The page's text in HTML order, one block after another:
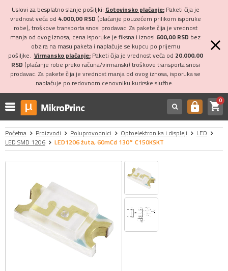
Uslovi za besplatno slanje pošiljki: Gotovinsko plaćanje:Paketi čija je
vrednost veća od 4.000,00 RSD (plaćanje pouzećem prilikom isporuke
robe), troškove transporta snosi prodavac. Za pakete čija je vrednost
manja od ovog iznosa, cena isporuke je fiksna i iznosi 600,00 RSD bez
obzira na masu paketa i naplaćuje se kupcu po prijemu
pošiljke. Virmansko plaćanje:Paketi čija je vrednost veća od 20.000,00
RSD (plaćanje robe preko računa/virmanski) troškove transporta snosi
prodavac. Za pakete čija je vrednost manja od ovog iznosa, isporuka se
naplaćuje po redovnom cenovniku kurirske službe.
https shopping_cart0
Početna Proizvodi Poluprovodnici Optoelektronika i displeji
LED
LED SMD 1206
LED1206 žuta, 60mCd 130° C150KSKT